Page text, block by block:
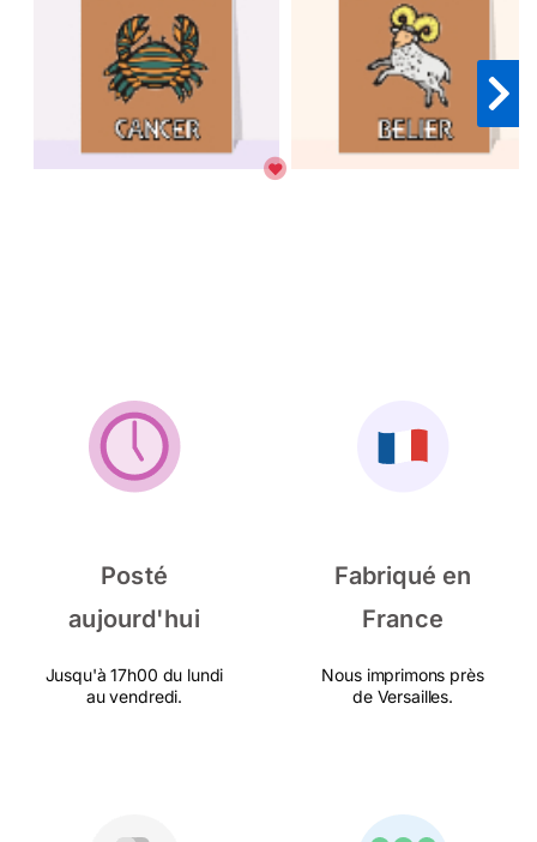
Posté
aujourd'hui
Jusqu'à 17h00 du lundi
au vendredi.
Fabriqué en
France
Nous imprimons près
de Versailles.